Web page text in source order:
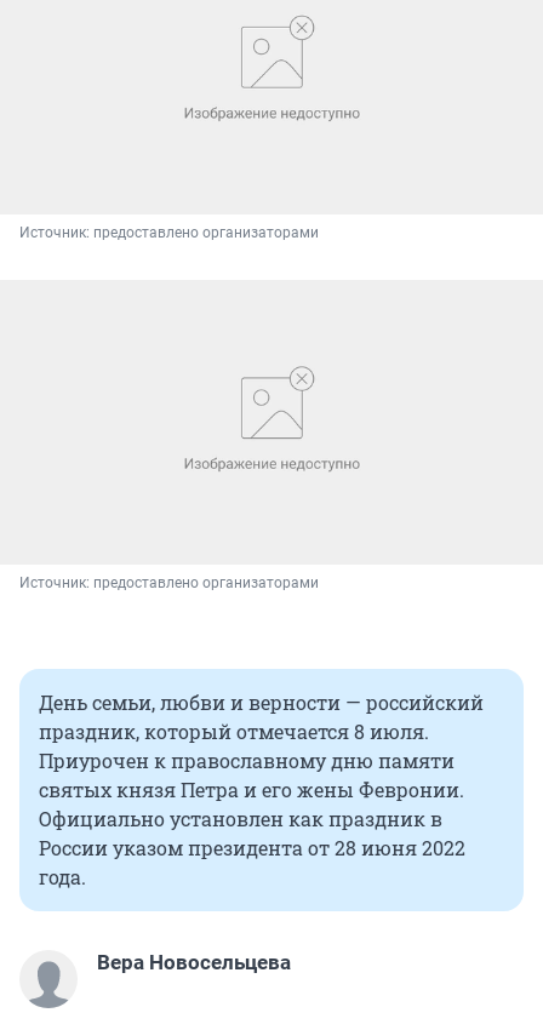
Источник: предоставлено организаторами
Источник: предоставлено организаторами
День семьи, любви и верности — российский
праздник, который отмечается 8 июля.
Приурочен к православному дню памяти
святых князя Петра и его жены Февронии.
Официально установлен как праздник в
России указом президента от 28 июня 2022
года.
Вера Новосельцева